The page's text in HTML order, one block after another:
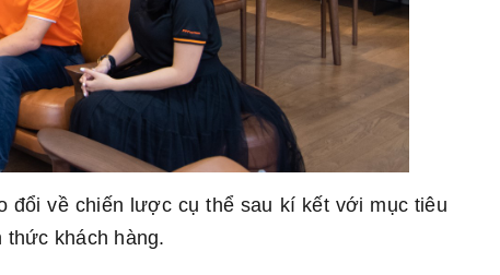
đổi về chiến lược cụ thể sau kí kết với mục tiêu
thức khách hàng.